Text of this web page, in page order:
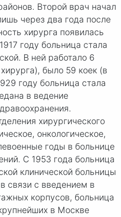
Второй врач начал
через два года после
хирурга появилась
году больница стала
В ней работало 6
было 59 коек (в
году больница стала
в ведение
хирургического
онкологическое,
годы в больнице
С 1953 года больница
клинической больницы
связи с введением в
корпусов, больница
в Москве